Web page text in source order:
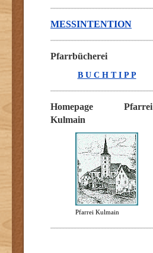
MESSINTENTION
Pfarrbücherei
B U C H T I P P
Homepage Pfarrei
Kulmain
Pfarrei Kulmain